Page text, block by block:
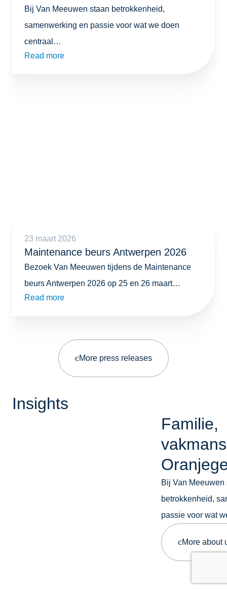
Bij Van Meeuwen staan betrokkenheid,
samenwerking en passie voor wat we doen
centraal…
Read more
23 maart 2026
Maintenance beurs Antwerpen 2026
Bezoek Van Meeuwen tijdens de Maintenance
beurs Antwerpen 2026 op 25 en 26 maart…
Read more
More press releases
Insights
Familie,
Bij Van Meeuwen
betrokkenheid,
passie voor wat
More about